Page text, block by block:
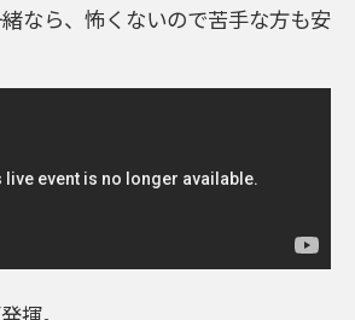
なら、怖くないので苦手な方も安